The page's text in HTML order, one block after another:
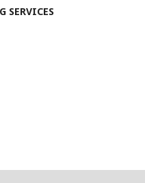
SERVICES